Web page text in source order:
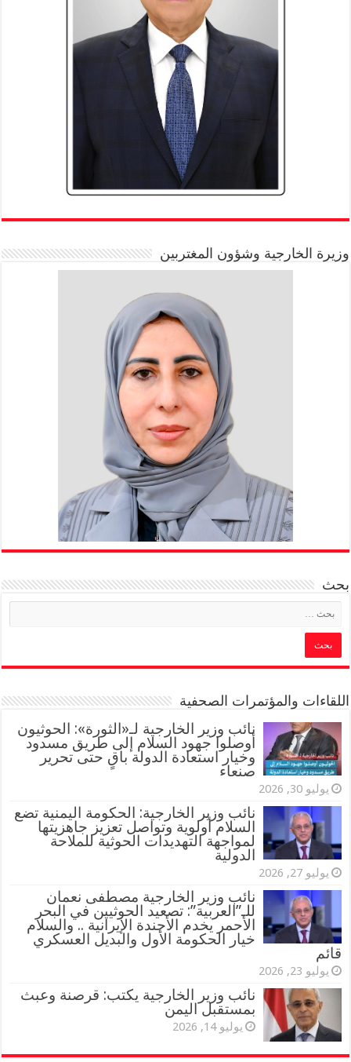
وزيرة الخارجية وشؤون المغتربين
بحث
اللقاءات والمؤتمرات الصحفية
‏نائب وزير الخارجية لـ«الثورة»: الحوثيون
أوصلوا جهود السلام إلى طريق مسدود
وخيار استعادة الدولة باقٍ حتى تحرير
صنعاء
يوليو 30, 2026
نائب وزير الخارجية: الحكومة اليمنية تضع
السلام أولوية وتواصل تعزيز جاهزيتها
لمواجهة التهديدات الحوثية للملاحة
الدولية
يوليو 27, 2026
نائب وزير الخارجية مصطفى نعمان
للـ”العربية”: تصعيد الحوثيين في البحر
الأحمر يخدم الأجندة الإيرانية .. والسلام
خيار الحكومة الأول والبديل العسكري
قائم
يوليو 23, 2026
نائب وزير الخارجية يكتب: قرصنة وعبث
بمستقبل اليمن
يوليو 14, 2026